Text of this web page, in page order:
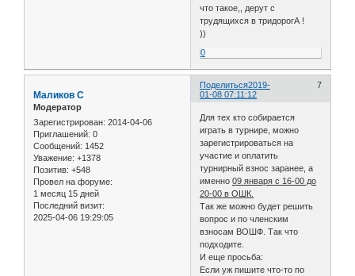
что такое,, дерут с
трудящихся в тридорогА !
))
0
Поделиться 7
2019-
01-08 07:11:12
Маликов С
Модератор
Зарегистрирован: 2014-04-06
Приглашений: 0
Сообщений: 1452
Уважение: +1378
Позитив: +548
Провел на форуме:
1 месяц 15 дней
Последний визит:
2025-04-06 19:29:05
Для тех кто собирается
играть в турнире, можно
зарегистрироваться на
участие и оплатить
турнирный взнос заранее, а
именно09 января с 16-00 до
20-00 в ОШК.
Так же можно будет решить
вопрос и по членским
взносам ВОШФ. Так что
подходите.
И еще просьба:
Если уж пишите что-то по